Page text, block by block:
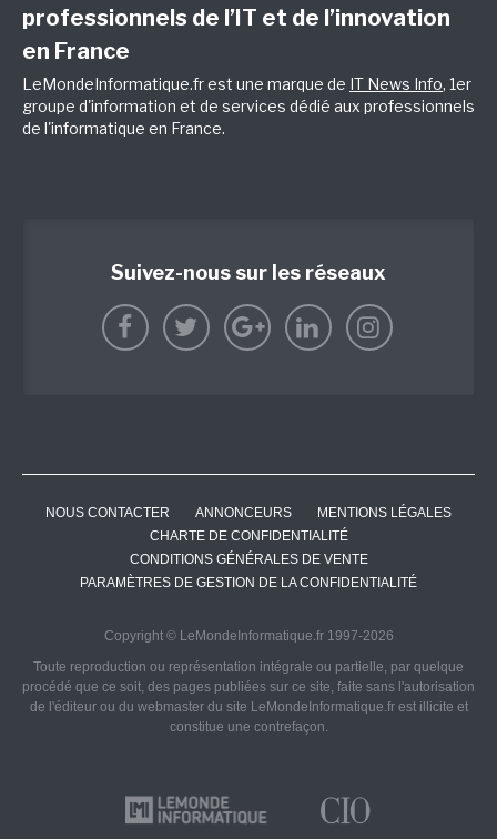
professionnels de l’IT et de l’innovation
en France
LeMondeInformatique.fr est une marque de IT News Info, 1er
groupe d'information et de services dédié aux professionnels
de l'informatique en France.
Suivez-nous sur les réseaux
NOUS CONTACTER ANNONCEURS
MENTIONS LÉGALES
CHARTE DE CONFIDENTIALITÉ
CONDITIONS GÉNÉRALES DE VENTE
PARAMÈTRES DE GESTION DE LA CONFIDENTIALITÉ
Copyright © LeMondeInformatique.fr 1997-2026
Toute reproduction ou représentation intégrale ou partielle, par quelque
procédé que ce soit, des pages publiées sur ce site, faite sans l'autorisation
de l'éditeur ou du webmaster du site LeMondeInformatique.fr est illicite et
constitue une contrefaçon.